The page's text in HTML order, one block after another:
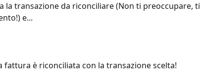
la transazione da riconciliare (Non ti preoccupare,
e...
fattura è riconciliata con la transazione scelta!